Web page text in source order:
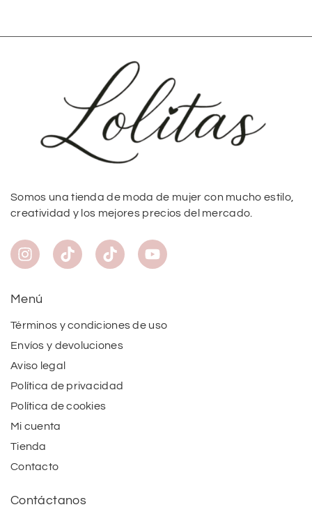
Somos una tienda de moda de mujer con mucho estilo,
creatividad y los mejores precios del mercado.
Menú
Términos y condiciones de uso
Envíos y devoluciones
Aviso legal
Política de privacidad
Política de cookies
Mi cuenta
Tienda
Contacto
Contáctanos